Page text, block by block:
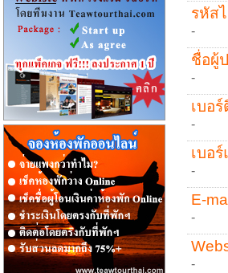
รหัส
-
ชื่อผู้
-
เบอ
-
เบอ
-
E-
-
-